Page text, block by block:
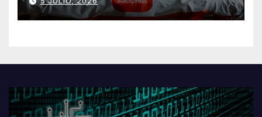
AliExpressi, AEBetako AAren
kontrola, Googleri behin
PlayStationeko bideojoko